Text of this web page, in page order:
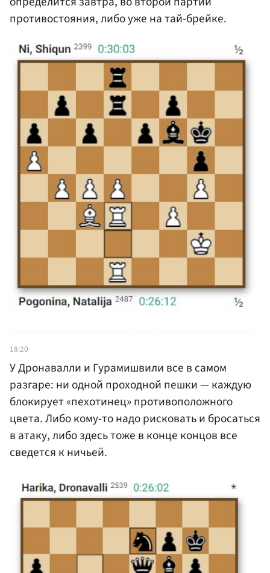
противостояния, либо уже на тай-брейке.
18:20
У Дронавалли и Гурамишвили все в самом
разгаре: ни одной проходной пешки — каждую
блокирует «пехотинец» противоположного
цвета. Либо кому-то надо рисковать и бросаться
в атаку, либо здесь тоже в конце концов все
сведется к ничьей.